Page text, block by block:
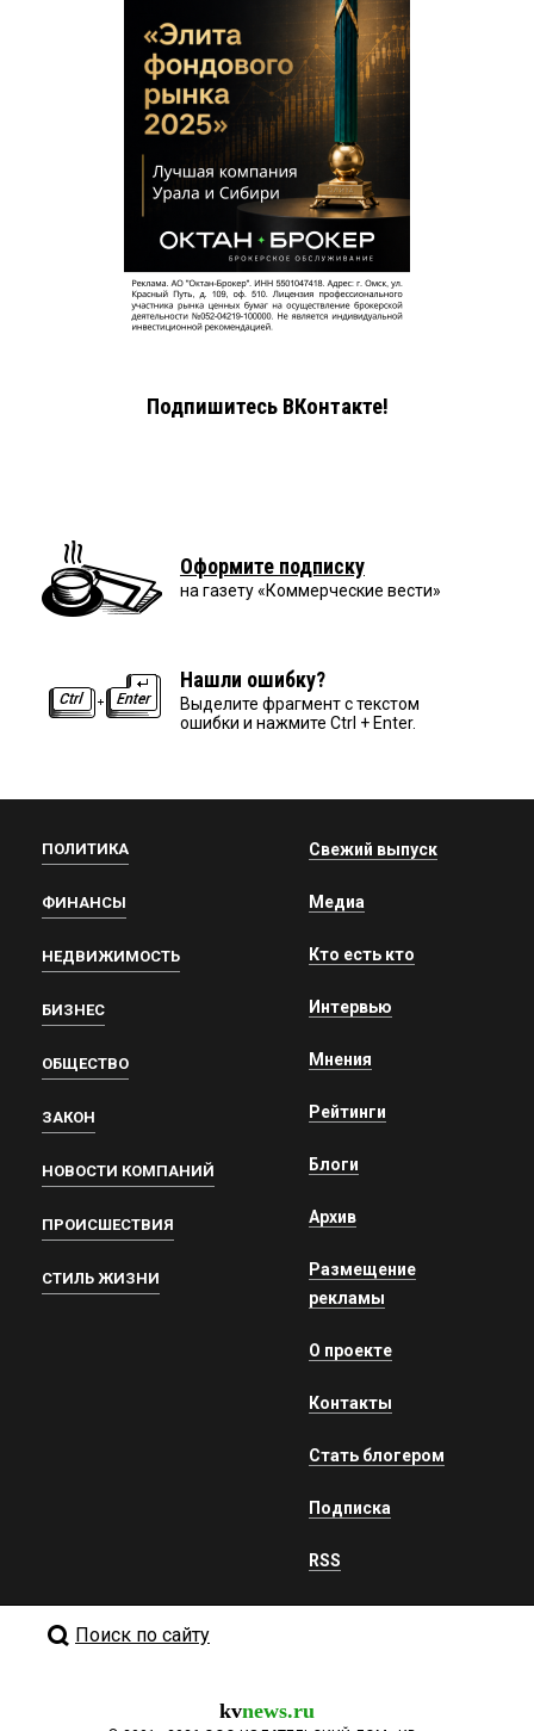
Подпишитесь ВКонтакте!
Оформите подписку
на газету «Коммерческие вести»
Нашли ошибку?
Выделите фрагмент с текстом
ошибки и нажмите Ctrl + Enter.
ПОЛИТИКА
ФИНАНСЫ
НЕДВИЖИМОСТЬ
БИЗНЕС
ОБЩЕСТВО
ЗАКОН
НОВОСТИ КОМПАНИЙ
ПРОИСШЕСТВИЯ
СТИЛЬ ЖИЗНИ
Свежий выпуск
Медиа
Кто есть кто
Интервью
Мнения
Рейтинги
Блоги
Архив
Размещение
рекламы
О проекте
Контакты
Стать блогером
Подписка
RSS
Поиск по сайту
kvnews.ru